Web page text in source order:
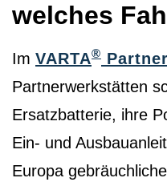
welches
Im VARTA®
Partnerwerkstätten
Ersatzbatterie, ihre
Ein- und
Europa